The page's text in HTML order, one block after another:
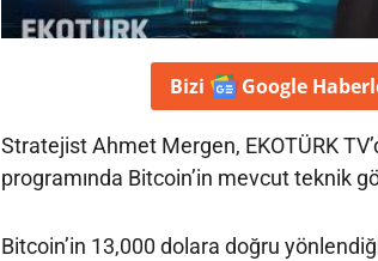
Bizi Google
Stratejist Ahmet Mergen, EKOTÜRK
programında Bitcoin’in mevcut teknik
Bitcoin’in 13,000 dolara doğru